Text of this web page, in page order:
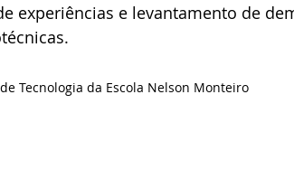
experiências e levantamento de
Tecnologia da Escola Nelson Monteiro